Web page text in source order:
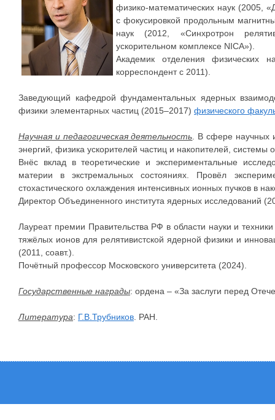
физико-математических наук (2005,
с фокусировкой продольным
наук (2012, «Синхротрон
ускорительном комплексе NICA»).
Академик отделения физических
корреспондент с 2011).
Заведующий кафедрой фундаментальных ядерных
физики элементарных частиц (2015–2017) физического
Научная и педагогическая деятельность . В сфере научных
энергий, физика ускорителей частиц и накопителей, системы
Внёс вклад в теоретические и экспериментальные
материи в экстремальных состояниях. Провёл
стохастического охлаждения интенсивных ионных пучков в
Директор Объединенного института ядерных исследований
Лауреат премии Правительства РФ в области науки и
тяжёлых ионов для релятивистской ядерной физики и
(2011, соавт.).
Почётный профессор Московского университета (2024).
Государственные награды: ордена – «За заслуги перед
Литература: Г.В.Трубников . РАН.